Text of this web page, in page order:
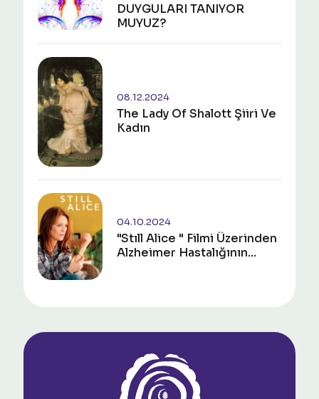
​​​​​​​DUYGULARI TANIYOR
MUYUZ?
08.12.2024
The Lady Of Shalott Şiiri Ve
Kadın
04.10.2024
"Stıll Alice " Filmi Üzerinden
Alzheimer Hastalığının